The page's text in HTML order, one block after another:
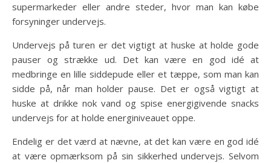
supermarkeder eller andre steder, hvor man kan købe
forsyninger undervejs.
Undervejs på turen er det vigtigt at huske at holde gode
pauser og strække ud. Det kan være en god idé at
medbringe en lille siddepude eller et tæppe, som man kan
sidde på, når man holder pause. Det er også vigtigt at
huske at drikke nok vand og spise energigivende snacks
undervejs for at holde energiniveauet oppe.
Endelig er det værd at nævne, at det kan være en god idé
at være opmærksom på sin sikkerhed undervejs. Selvom